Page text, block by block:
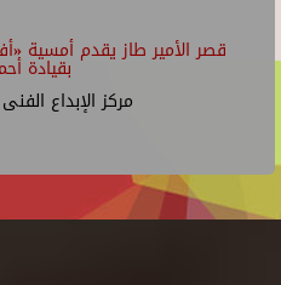
قصر الأمير طاز يقدم أمسية
بقيادة
مركز الإبداع